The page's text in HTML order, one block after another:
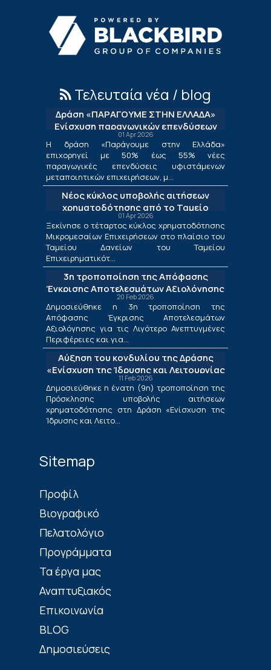
Τελευταία νέα / blog
Δράση «ΠΑΡΑΓΟΥΜΕ ΣΤΗΝ ΕΛΛΑΔΑ»
Ενίσχυση παραγωγικών επενδύσεων
μεταποίησης
01 Apr 2026
Η δράση «Παράγουμε στην Ελλάδα»
επιχορηγεί με 50% έως 55% νέες
παραγωγικές επενδύσεις υφιστάμενων
μεταποιητικών επιχειρήσεων, μ...
Νέος κύκλος υποβολής αιτήσεων
χρηματοδότησης από το Ταμείο
Δανείων του ΤΕΠΙΧ ΙΙΙ
01 Apr 2026
Ξεκίνησε ο τέταρτος κύκλος χρηματοδότησης
Μικρομεσαίων Επιχειρήσεων στο πλαίσιο του
Ταμείου Δανείων του Ταμείου
Επιχειρηματικότ...
3η τροποποίηση της Απόφασης
Έγκρισης Αποτελεσμάτων Αξιολόγησης
για τις Λιγότερο Ανεπτυγμένες
Περιφέρειες και για τις Περιφέρειες
Μετάβασης στο πλαίσιο της Δράσης
«Ενίσχυση της Ίδρυσης και Λειτουργίας
Νέων Μικρομεσαίων Τουριστικών
Επιχειρήσεων»
20 Feb 2026
Δημοσιεύθηκε η 3η τροποποίηση της
Απόφασης Έγκρισης Αποτελεσμάτων
Αξιολόγησης για τις Λιγότερο Ανεπτυγμένες
Περιφέρειες και για...
Αύξηση του κονδυλίου της Δράσης
«Ενίσχυση της Ίδρυσης και Λειτουργίας
Νέων Μικρομεσαίων Τουριστικών
Επιχειρήσεων»
11 Feb 2026
Δημοσιεύθηκε η ένατη (9η) τροποποίηση της
Πρόσκλησης υποβολής αιτήσεων
χρηματοδότησης στη Δράση «Ενίσχυση της
Ίδρυσης και Λειτο...
Sitemap
Πρoφίλ
Βιογραφικό
Πελατολόγιο
Προγράμματα
Τα έργα μας
Αναπτυξιακός
Επικοινωνία
BLOG
Δημοσιεύσεις